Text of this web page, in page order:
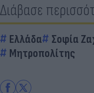
Διάβασε
Ελλάδα Σοφία
Μητροπολίτης